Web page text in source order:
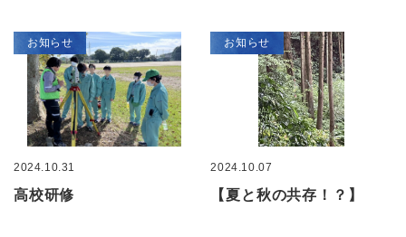
お知らせ
2024.10.31
高校研修
お知らせ
2024.10.07
【夏と秋の共存！？】